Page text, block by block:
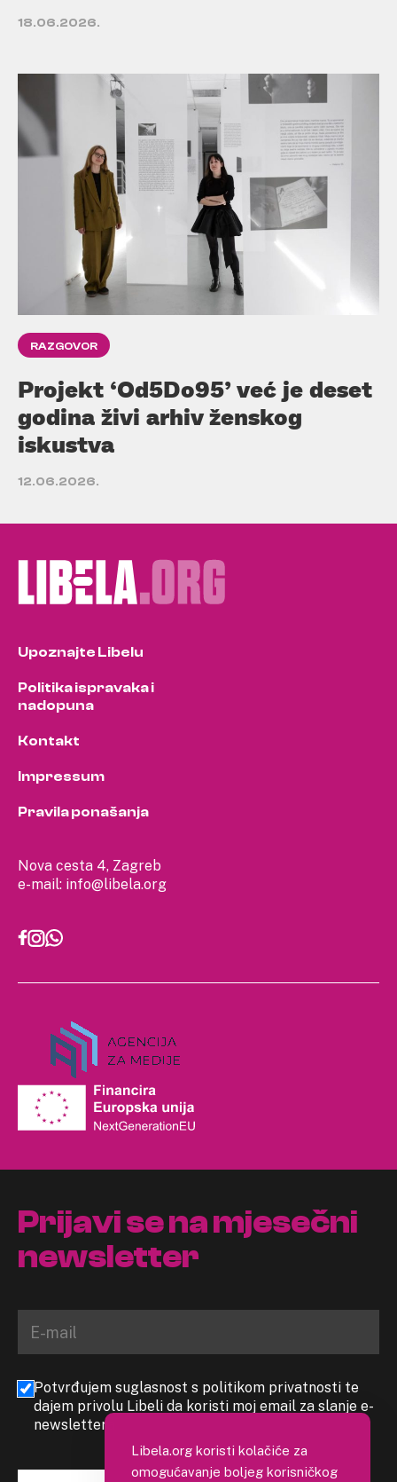
18.06.2026.
RAZGOVOR
Projekt ‘Od5Do95’ već je deset
godina živi arhiv ženskog
iskustva
12.06.2026.
Nova cesta 4, Zagreb
e-mail: info@libela.org
Upoznajte Libelu
Politika ispravaka i
nadopuna
Kontakt
Impressum
Pravila ponašanja
Prijavi se na mjesečni
newsletter
Potvrđujem suglasnost s politikom privatnosti te
dajem privolu Libeli da koristi moj email za slanje e-
newslettera
Libela.org koristi kolačiće za
omogućavanje boljeg korisničkog